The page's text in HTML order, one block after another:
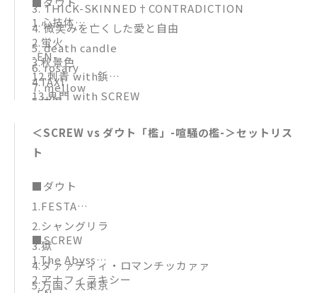
3. THICK-SKINNED†CONTRADICTION
4. 微笑みを亡くした愛と自由
5. death candle
6. rosary
7. mellow
9. ANCIENT RAIN
10. Lower World
1.心技体
2.蛍火
3.秋景色
4.TAXI
5.体温
7.JUDAS
8.CAT WALK
9.サイケデリコ∞サイケデリコ
10.中距離恋愛
11.青い鳥
-EN-
12.刺青 with鋲
13.鬼門 with SCREW
＜SCREW vs ダウト「檻」-喧騒の檻-＞セットリス
ト
■ダウト
1.FESTA
2.シャングリラ
3.獄
4.ダァァティィ・ロマンチッカァァ
5.万国、大東京
■SCREW
1.The Abyss
2.アナフィラキシー